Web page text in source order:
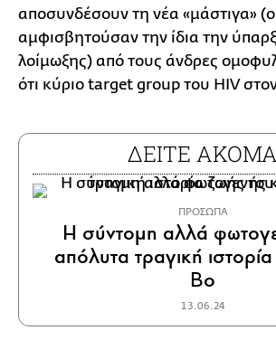
αποσυνδέσουν τη νέα «μάστιγα»
αμφισβητούσαν την ίδια την
λοίμωξης) από τους άνδρες
ότι κύριο target group του HIV
ΔΕΙΤΕ ΑΚΟΜΑ
ΠΡΟΣΩΠΑ
Η σύντομη αλλά
απόλυτα τραγική
Bo
13.06.24